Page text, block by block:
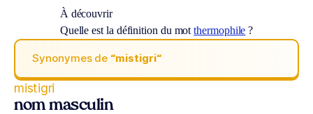
À découvrir
Quelle est la définition du motthermophile ?
Synonymes de “mistigri“
mistigri
nom masculin